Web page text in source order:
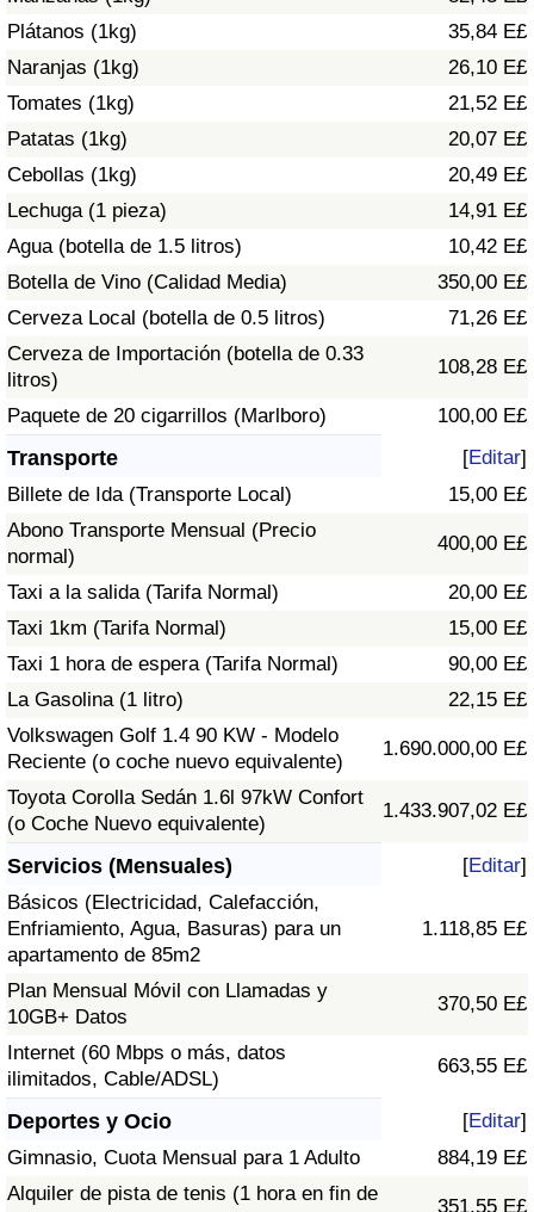
Plátanos (1kg)
35,84 E£
Naranjas (1kg)
26,10 E£
Tomates (1kg)
21,52 E£
Patatas (1kg)
20,07 E£
Cebollas (1kg)
20,49 E£
Lechuga (1 pieza)
14,91 E£
Agua (botella de 1.5 litros)
10,42 E£
Botella de Vino (Calidad Media)
350,00 E£
Cerveza Local (botella de 0.5 litros)
71,26 E£
Cerveza de Importación (botella de 0.33
litros)
108,28 E£
Paquete de 20 cigarrillos (Marlboro) 100,00 E£
Transporte [Editar]
Billete de Ida (Transporte Local)
15,00 E£
Abono Transporte Mensual (Precio
normal)
400,00 E£
Taxi a la salida (Tarifa Normal)
20,00 E£
Taxi 1km (Tarifa Normal)
15,00 E£
Taxi 1 hora de espera (Tarifa Normal)
90,00 E£
La Gasolina (1 litro)
22,15 E£
Volkswagen Golf 1.4 90 KW - Modelo
Reciente (o coche nuevo equivalente)
1.690.000,00 E£
Toyota Corolla Sedán 1.6l 97kW Confort
(o Coche Nuevo equivalente)
1.433.907,02 E£
Servicios (Mensuales) [Editar]
Básicos (Electricidad, Calefacción,
Enfriamiento, Agua, Basuras) para un
apartamento de 85m2
1.118,85 E£
Plan Mensual Móvil con Llamadas y
10GB+ Datos
370,50 E£
Internet (60 Mbps o más, datos
ilimitados, Cable/ADSL)
663,55 E£
Deportes y Ocio [Editar]
Gimnasio, Cuota Mensual para 1 Adulto
884,19 E£
Alquiler de pista de tenis (1 hora en fin de
351,55 E£
Índice de contaminación
Índice de Contaminación por País
Tráfico
Índice de Tráfico
Índice de Tráfico (Actual)
Índice de Tráfico por País